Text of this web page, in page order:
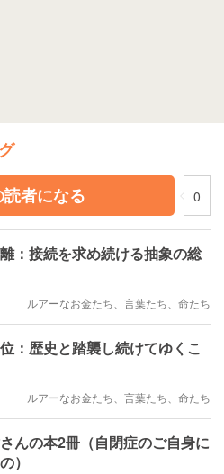
者になる
0
：接続を求め続ける抽象の総
ルアーなお金たち、言葉たち、命たち
：歴史と踏襲し続けてゆくこ
ルアーなお金たち、言葉たち、命たち
んの本2冊（自閉症のご自身に
）